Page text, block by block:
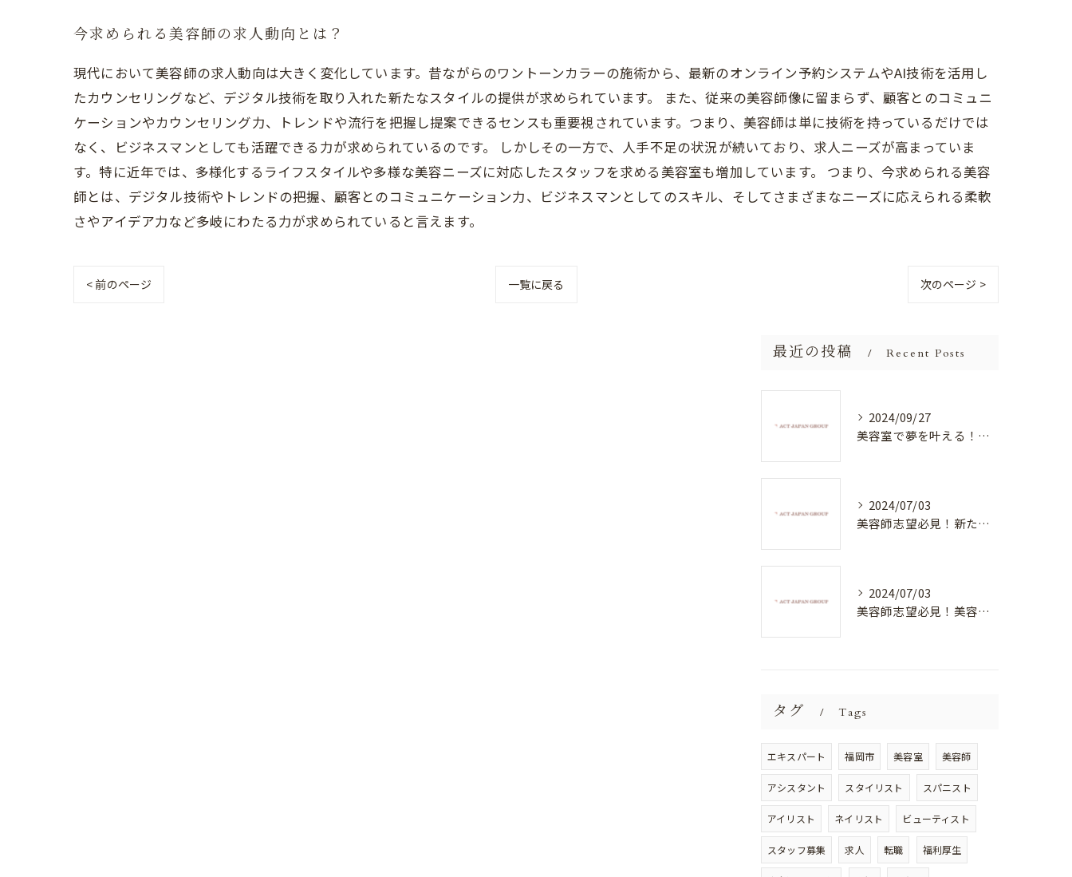
今求められる美容師の求人動向とは？
現代において美容師の求人動向は大きく変化しています。昔ながらのワントーンカラーの施術から、最新のオンライン予約システムやAI技術を活用し
たカウンセリングなど、デジタル技術を取り入れた新たなスタイルの提供が求められています。 また、従来の美容師像に留まらず、顧客とのコミュニ
ケーションやカウンセリング力、トレンドや流行を把握し提案できるセンスも重要視されています。つまり、美容師は単に技術を持っているだけでは
なく、ビジネスマンとしても活躍できる力が求められているのです。 しかしその一方で、人手不足の状況が続いており、求人ニーズが高まっていま
す。特に近年では、多様化するライフスタイルや多様な美容ニーズに対応したスタッフを求める美容室も増加しています。 つまり、今求められる美容
師とは、デジタル技術やトレンドの把握、顧客とのコミュニケーション力、ビジネスマンとしてのスキル、そしてさまざまなニーズに応えられる柔軟
さやアイデア力など多岐にわたる力が求められていると言えます。
< 前のページ 一覧に戻る 次のページ >
最近の投稿 Recent Posts
2024/09/27
美容室で夢を叶える！自分を磨く新たなチャンス
2024/07/03
美容師志望必見！新たな価値を創造する美容室でハイレベルな技術を学べる環境
2024/07/03
美容師志望必見！美容室NEWSTANDARDで最高のスキルアップを目指そう！
タグ Tags
エキスパート 福岡市 美容室 美容師
アシスタント スタイリスト スパニスト
アイリスト ネイリスト ビューティスト
スタッフ募集 求人 転職 福利厚生